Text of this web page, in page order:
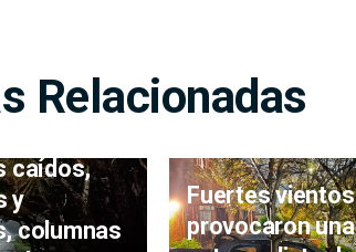
Relacionadas
caídos,
y
columnas
Fuertes vientos
provocaron una